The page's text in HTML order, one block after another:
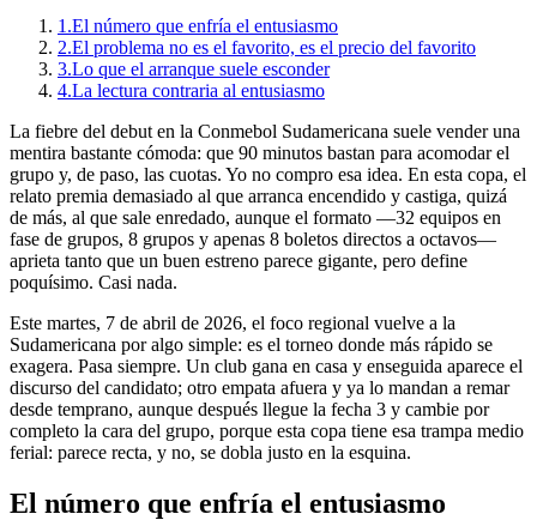
1.El número que enfría el entusiasmo
2.El problema no es el favorito, es el precio del favorito
3.Lo que el arranque suele esconder
4.La lectura contraria al entusiasmo
La fiebre del debut en la Conmebol Sudamericana suele vender una
mentira bastante cómoda: que 90 minutos bastan para acomodar el
grupo y, de paso, las cuotas. Yo no compro esa idea. En esta copa, el
relato premia demasiado al que arranca encendido y castiga, quizá
de más, al que sale enredado, aunque el formato —32 equipos en
fase de grupos, 8 grupos y apenas 8 boletos directos a octavos—
aprieta tanto que un buen estreno parece gigante, pero define
poquísimo. Casi nada.
Este martes, 7 de abril de 2026, el foco regional vuelve a la
Sudamericana por algo simple: es el torneo donde más rápido se
exagera. Pasa siempre. Un club gana en casa y enseguida aparece el
discurso del candidato; otro empata afuera y ya lo mandan a remar
desde temprano, aunque después llegue la fecha 3 y cambie por
completo la cara del grupo, porque esta copa tiene esa trampa medio
ferial: parece recta, y no, se dobla justo en la esquina.
El número que enfría el entusiasmo